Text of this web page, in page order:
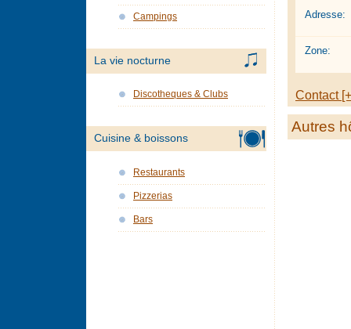
Adresse:
Zone:
Contact
Autres
Campings
La vie nocturne
Discotheques & Clubs
Cuisine & boissons
Restaurants
Pizzerias
Bars